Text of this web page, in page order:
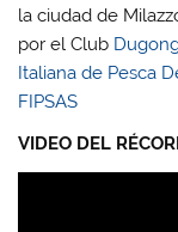
la ciudad de
por el Club
Italiana de Pesca
FIPSAS
VIDEO DEL